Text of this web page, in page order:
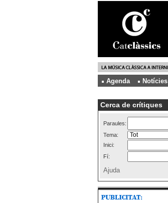
Agenda
Notícies
Cerca de crítiques
Paraules:
Tema:
Inici:
Fí:
Ajuda